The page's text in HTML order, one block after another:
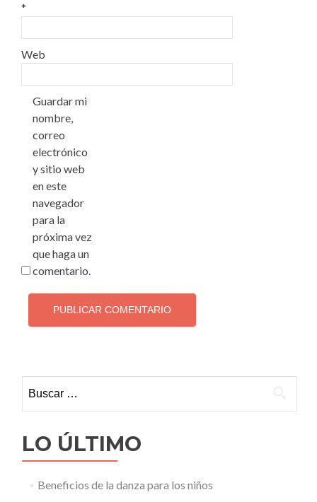
*
Web
Guardar mi
nombre,
correo
electrónico
y sitio web
en este
navegador
para la
próxima vez
que haga un
comentario.
LO ÚLTIMO
Beneficios de la danza para los niños